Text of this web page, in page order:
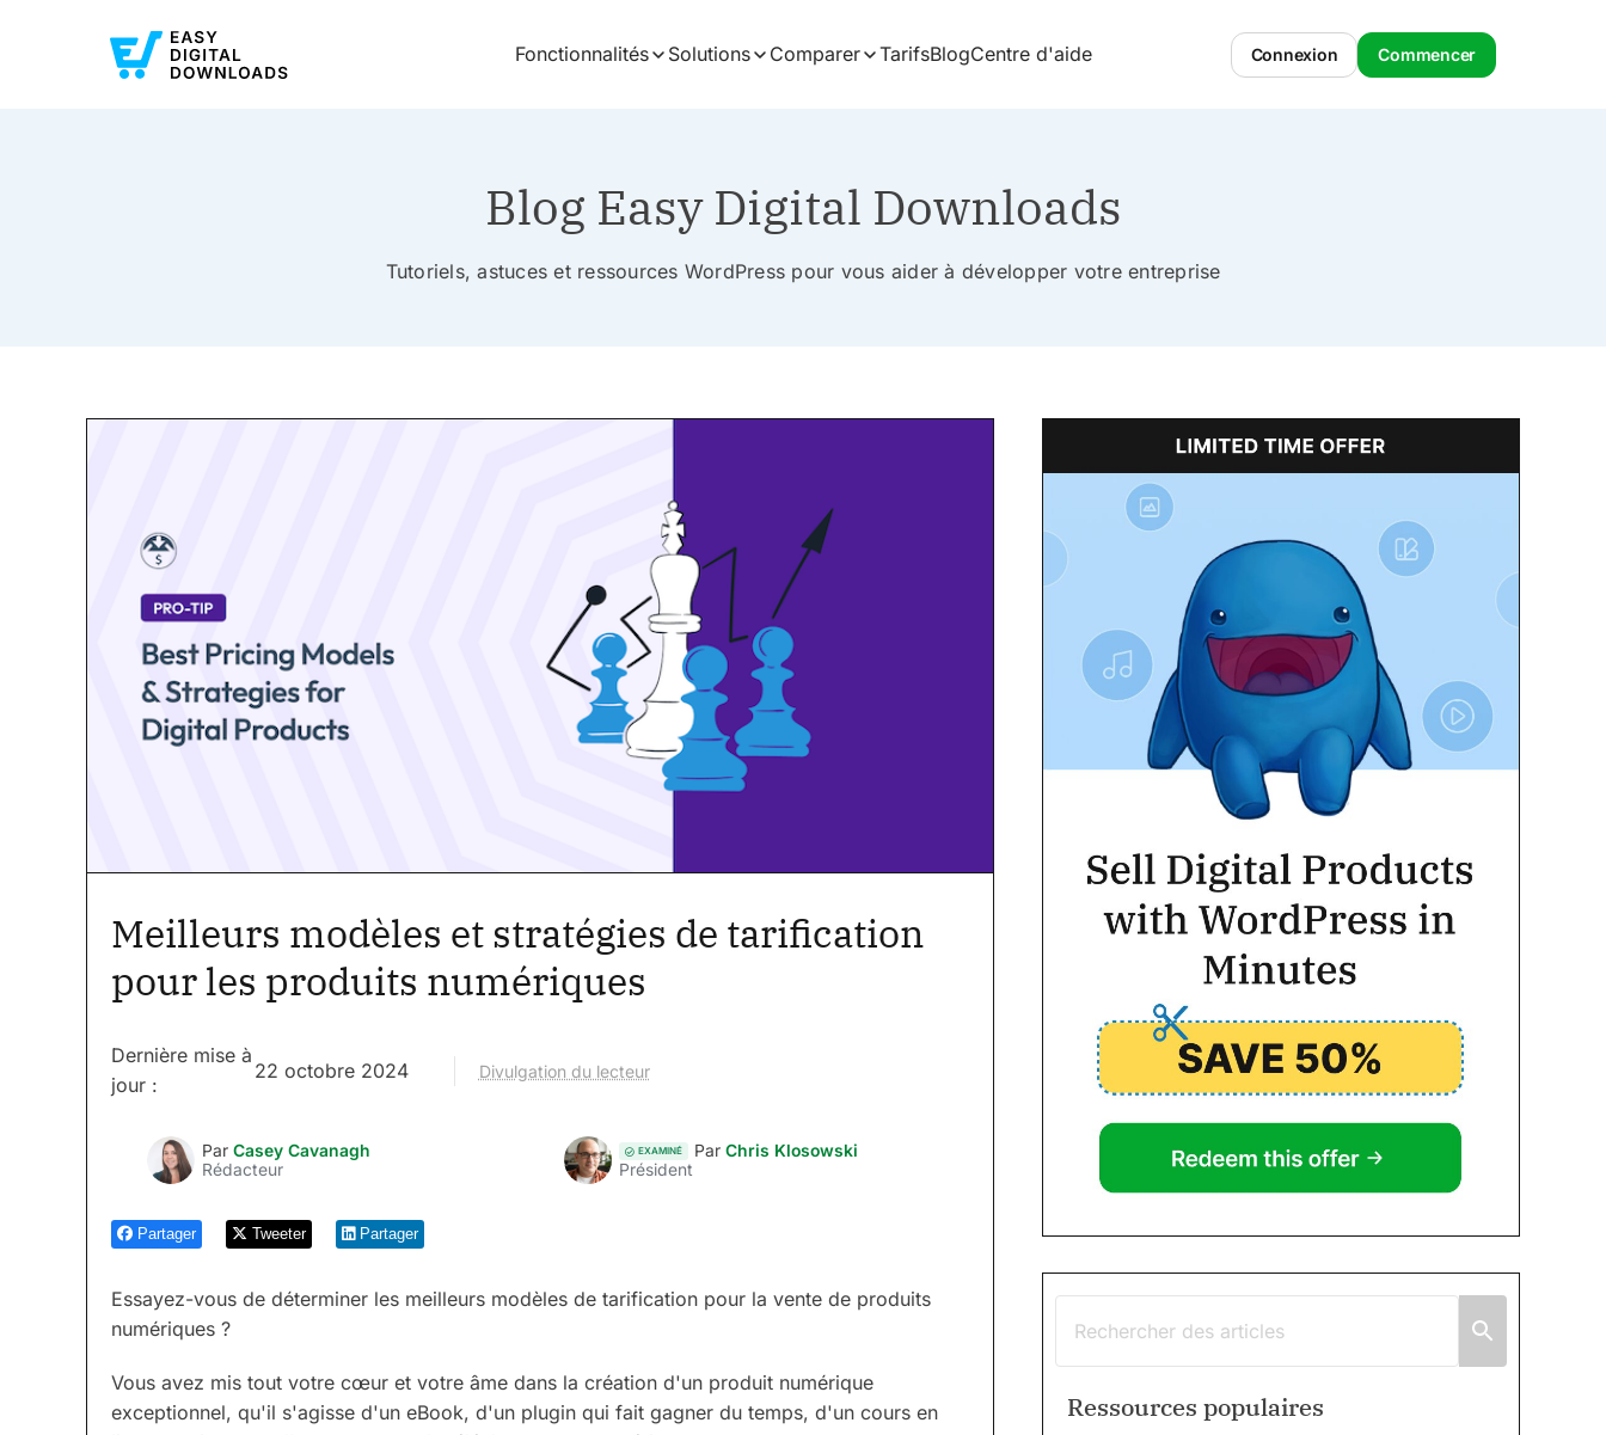
Fonctionnalités Solutions Comparer TarifsBlogCentre d'aide Connexion Commencer
Blog Easy Digital Downloads
Tutoriels, astuces et ressources WordPress pour vous aider à développer votre entreprise
Meilleurs modèles et stratégies de tarification
pour les produits numériques
Dernière mise à
jour :
22 octobre 2024 Divulgation du lecteur
Par Casey Cavanagh
Rédacteur
EXAMINÉ Par Chris Klosowski
Président
Partager Tweeter Partager
Essayez-vous de déterminer les meilleurs modèles de tarification pour la vente de produits
numériques ?
Vous avez mis tout votre cœur et votre âme dans la création d'un produit numérique
exceptionnel, qu'il s'agisse d'un eBook, d'un plugin qui fait gagner du temps, d'un cours en
Ressources populaires